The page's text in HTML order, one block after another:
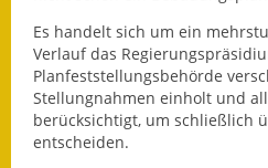
Es handelt sich um ein
Verlauf das
Planfeststellungsbehörde
Stellungnahmen einholt und
berücksichtigt, um schließlich
entscheiden.